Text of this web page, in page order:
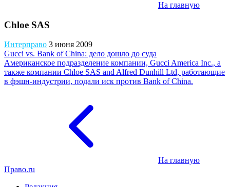
На главную
Chloe SAS
Интерправо 3 июня 2009
Gucci vs. Bank of China: дело дошло до суда
Американское подразделение компании, Gucci America Inc., а
также компании Chloe SAS and Alfred Dunhill Ltd, работающие
в фэшн-индустрии, подали иск против Bank of China.
На главную
Право.ru